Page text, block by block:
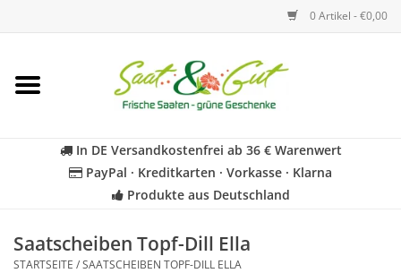
0 Artikel - €0,00
Startseite
Kräuter
In DE Versandkostenfrei ab 36 € Warenwert
PayPal · Kreditkarten · Vorkasse · Klarna
Produkte aus Deutschland
Saatscheiben Topf-Dill Ella
STARTSEITE /SAATSCHEIBEN TOPF-DILL ELLA